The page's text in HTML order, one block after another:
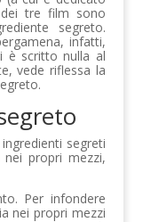
dei tre film sono
segreto.
infatti,
è scritto nulla al
vede riflessa la
segreti
nei propri mezzi,
Per infondere
nei propri mezzi